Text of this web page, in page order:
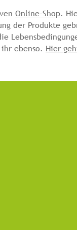
Online-Shop.
der Produkte
ebenso. Hier